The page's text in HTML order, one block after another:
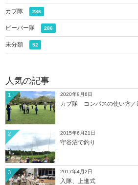
カブ隊 286
ビーバー隊 286
未分類 52
人気の記事
2020年9月6日
カブ隊 コンパスの使い方／
1
2015年6月21日
守谷沼で釣り
2
2017年4月2日
入隊、上進式
3